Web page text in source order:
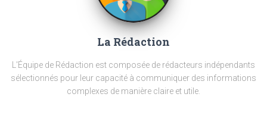
La Rédaction
L'Équipe de Rédaction est composée de rédacteurs indépendants
sélectionnés pour leur capacité à communiquer des informations
complexes de manière claire et utile.